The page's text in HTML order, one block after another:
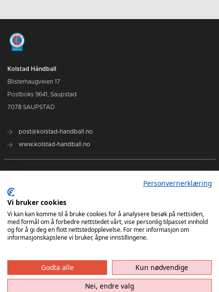
Kolstad Håndball
Blisterhaugveien 17
Postboks 9641, Saupstad
7078 SAUPSTAD
post@kolstad-handball.no
www.kolstad-handball.no
Om Kolstad Håndball
Billetter og sesongkort kjøpes her
Personvernerklæring
Vi bruker cookies
Vi kan kan komme til å bruke cookies for å analysere besøk på nettsiden,
med formål om å forbedre nettstedet vårt, vise personlig tilpasset innhold
og for å gi deg en flott nettstedopplevelse. For mer informasjon om
informasjonskapslene vi bruker, åpne innstillingene.
Godta alle
Kun nødvendige
Nei, endre valg